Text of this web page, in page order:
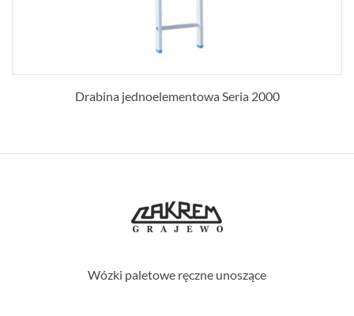
Drabina jednoelementowa Seria 2000
Wózki paletowe ręczne unoszące